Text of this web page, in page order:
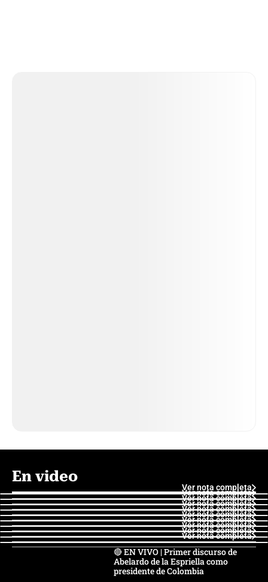
En video
Ver nota completa
Ver nota completa
Ver nota completa
Ver nota completa
Ver nota completa
Ver nota completa
Ver nota completa
Ver nota completa
Ver nota completa
Ver nota completa
🔴 EN VIVO | Primer discurso de
Abelardo de la Espriella como
presidente de Colombia